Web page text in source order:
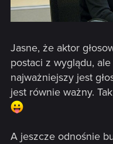
Jasne, że aktor
postaci z wyglądu,
najważniejszy jest
jest równie ważny.
A jeszcze odnośnie